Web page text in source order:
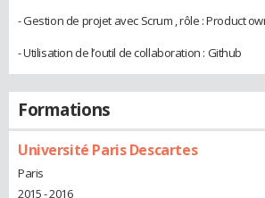
- Gestion de projet avec Scrum , rôle : Product
- Utilisation de l’outil de collaboration : Github
Formations
Université Paris Descartes
Paris
2015 - 2016